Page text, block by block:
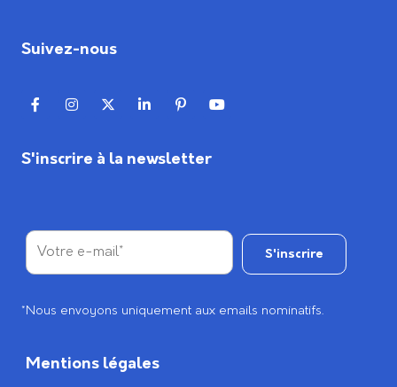
Suivez-nous
S'inscrire à la newsletter
*Nous envoyons uniquement aux emails nominatifs.
Mentions légales